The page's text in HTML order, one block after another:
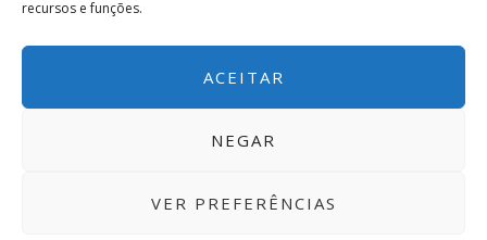
recursos e funções.
ACEITAR
NEGAR
VER PREFERÊNCIAS